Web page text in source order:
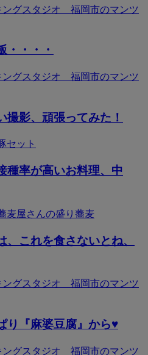
・・・・
影、頑張ってみた！
種率が高いお料理、中
これを食さないとね、
り『麻婆豆腐』から♥